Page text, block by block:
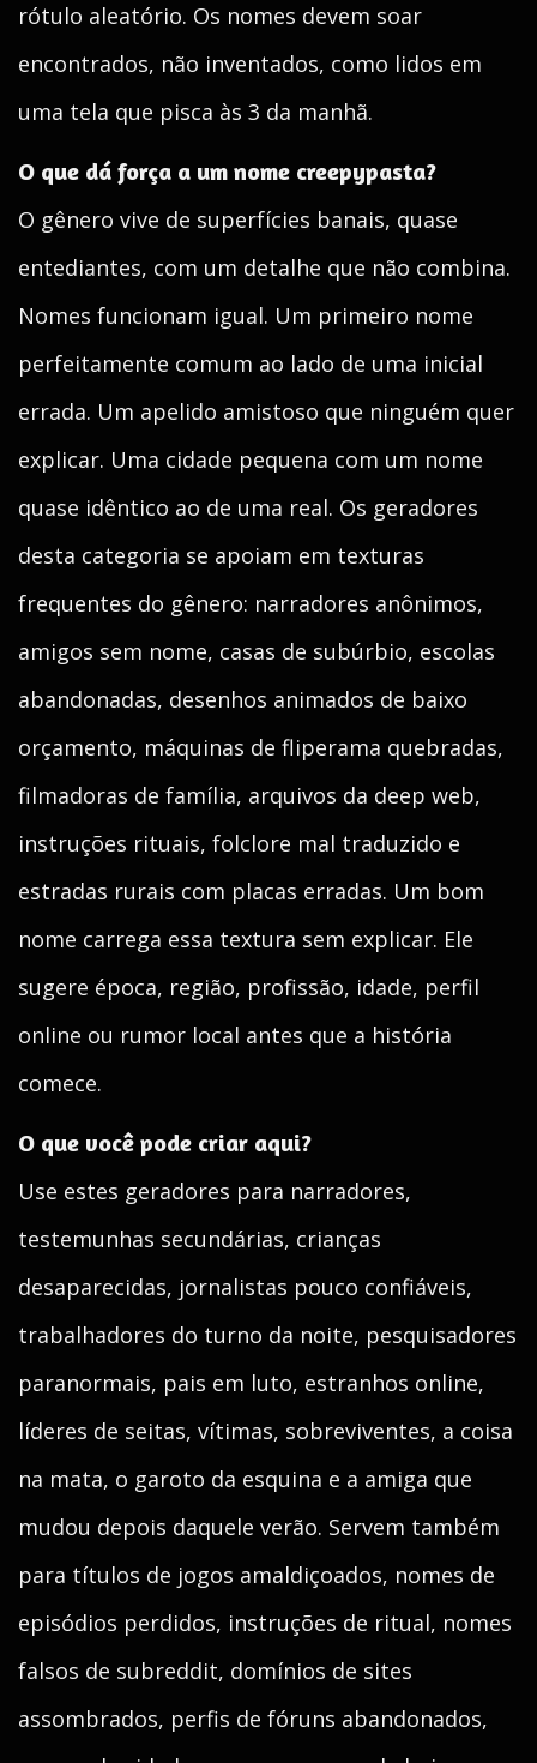
rótulo aleatório. Os nomes devem soar
encontrados, não inventados, como lidos em
uma tela que pisca às 3 da manhã.
O que dá força a um nome creepypasta?
O gênero vive de superfícies banais, quase
entediantes, com um detalhe que não combina.
Nomes funcionam igual. Um primeiro nome
perfeitamente comum ao lado de uma inicial
errada. Um apelido amistoso que ninguém quer
explicar. Uma cidade pequena com um nome
quase idêntico ao de uma real. Os geradores
desta categoria se apoiam em texturas
frequentes do gênero: narradores anônimos,
amigos sem nome, casas de subúrbio, escolas
abandonadas, desenhos animados de baixo
orçamento, máquinas de fliperama quebradas,
filmadoras de família, arquivos da deep web,
instruções rituais, folclore mal traduzido e
estradas rurais com placas erradas. Um bom
nome carrega essa textura sem explicar. Ele
sugere época, região, profissão, idade, perfil
online ou rumor local antes que a história
comece.
O que você pode criar aqui?
Use estes geradores para narradores,
testemunhas secundárias, crianças
desaparecidas, jornalistas pouco confiáveis,
trabalhadores do turno da noite, pesquisadores
paranormais, pais em luto, estranhos online,
líderes de seitas, vítimas, sobreviventes, a coisa
na mata, o garoto da esquina e a amiga que
mudou depois daquele verão. Servem também
para títulos de jogos amaldiçoados, nomes de
episódios perdidos, instruções de ritual, nomes
falsos de subreddit, domínios de sites
assombrados, perfis de fóruns abandonados,